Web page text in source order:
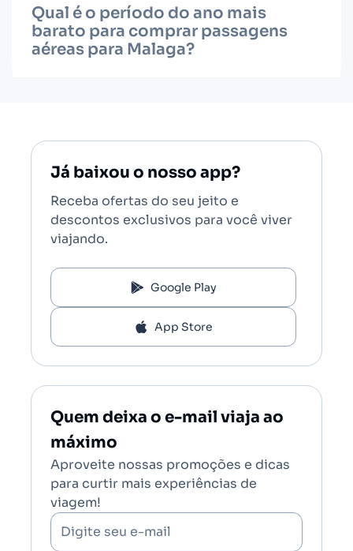
Qual é o período do ano mais
barato para comprar passagens
aéreas para Malaga?
Já baixou o nosso app?
Receba ofertas do seu jeito e
descontos exclusivos para você viver
viajando.
Google Play
App Store
Quem deixa o e-mail viaja ao
máximo
Aproveite nossas promoções e dicas
para curtir mais experiências de
viagem!
Digite seu e-mail